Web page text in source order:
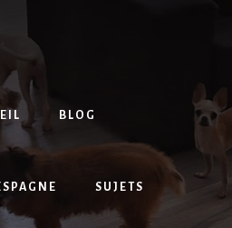
BLOG
SUJETS